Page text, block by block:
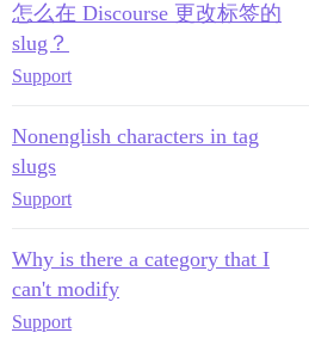
怎么在 Discourse 更改标签的
slug？
Support
Nonenglish characters in tag
slugs
Support
Why is there a category that I
can't modify
Support